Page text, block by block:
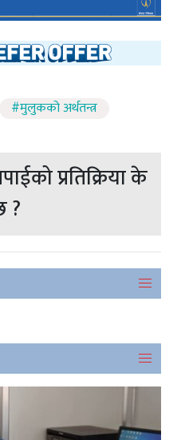
#मुलुकको अर्थतन्त्र
प्रतिक्रिया के
?